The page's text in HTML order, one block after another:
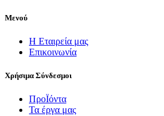
Μενού
Η Εταιρεία μας
Επικοινωνία
Χρήσιμα Σύνδεσμοι
ΠροΪόντα
Τα έργα μας